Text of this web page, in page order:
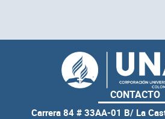
CONTACTO
Carrera 84 # 33AA-01 B/ La